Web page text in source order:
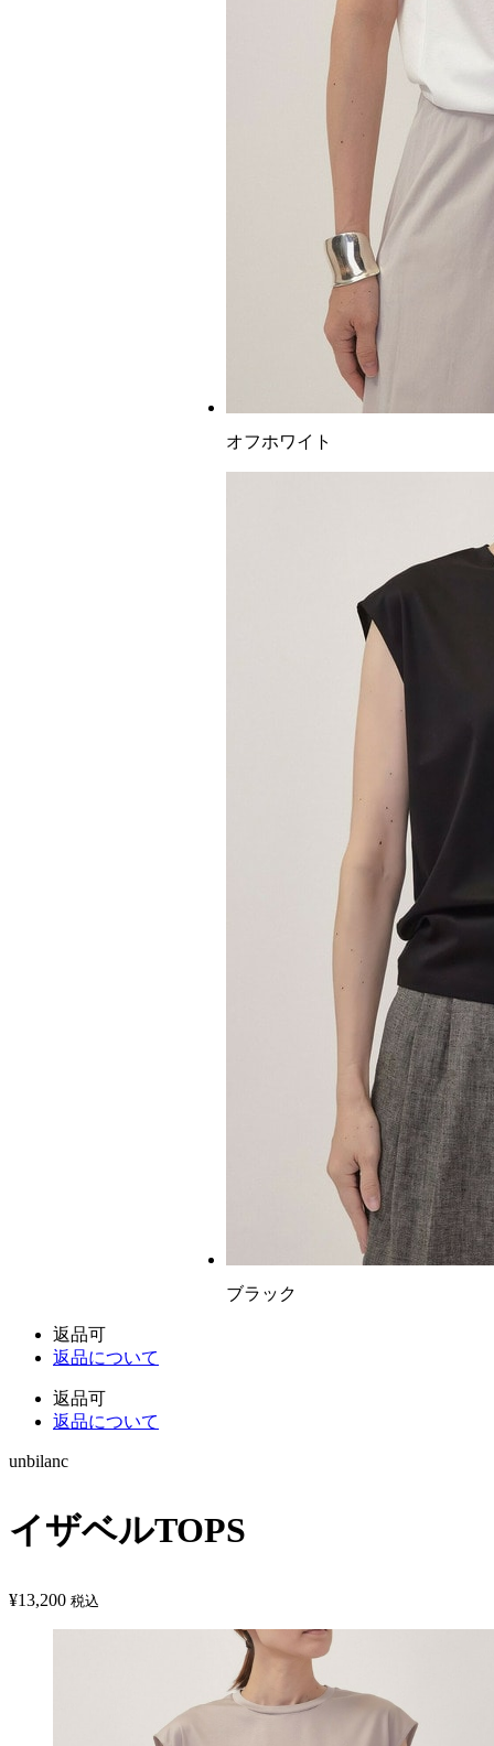
オフホワイト
ブラック
返品可
返品について
返品可
返品について
unbilanc
イザベルTOPS
¥13,200 税込